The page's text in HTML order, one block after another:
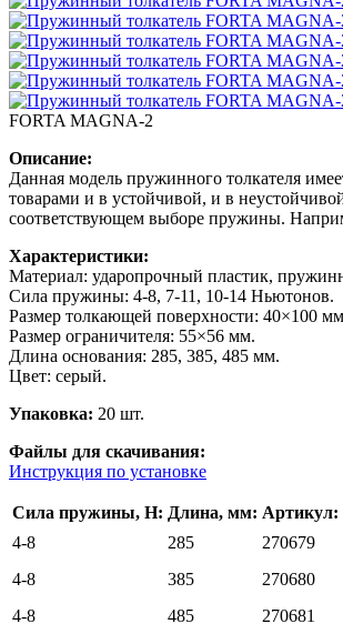
FORTA MAGNA-2
Описание:
Данная модель пружинного толкателя
товарами и в устойчивой, и в
соответствующем выборе пружины.
Характеристики:
Материал: ударопрочный пластик,
Сила пружины: 4-8, 7-11, 10-14 Ньютонов.
Размер толкающей поверхности: 40×100
Размер ограничителя: 55×56 мм.
Длина основания: 285, 385, 485 мм.
Цвет: серый.
Упаковка: 20 шт.
Файлы для скачивания:
Инструкция по установке
Сила пружины, Н: Длина, мм: Артикул:
4-8
285 270679
4-8 385 270680
4-8 485 270681